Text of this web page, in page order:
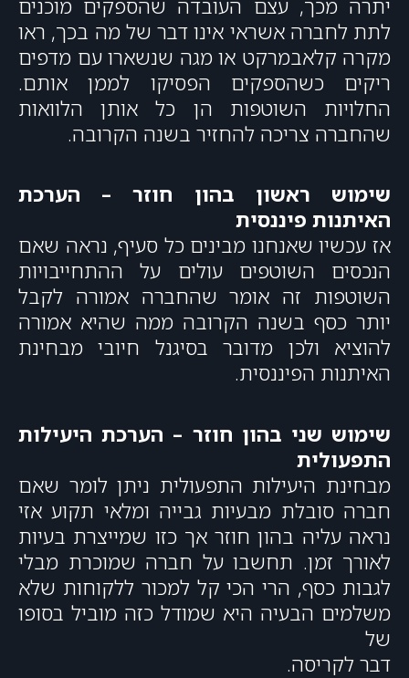
יתרה מכך, עצם העובדה שהספקים מוכנים
לתת לחברה אשראי אינו דבר של מה בכך, ראו
מקרה קלאבמרקט או מגה שנשארו עם מדפים
ריקים כשהספקים הפסיקו לממן אותם.
החלויות השוטפות הן כל אותן הלוואות
שהחברה צריכה להחזיר בשנה הקרובה.
שימוש ראשון בהון חוזר – הערכת
האיתנות פיננסית
אז עכשיו שאנחנו מבינים כל סעיף, נראה שאם
הנכסים השוטפים עולים על ההתחייבויות
השוטפות זה אומר שהחברה אמורה לקבל
יותר כסף בשנה הקרובה ממה שהיא אמורה
להוציא ולכן מדובר בסיגנל חיובי מבחינת
האיתנות הפיננסית.
שימוש שני בהון חוזר – הערכת היעילות
התפעולית
מבחינת היעילות התפעולית ניתן לומר שאם
חברה סובלת מבעיות גבייה ומלאי תקוע אזי
נראה עליה בהון חוזר אך כזו שמייצרת בעיות
לאורך זמן. תחשבו על חברה שמוכרת מבלי
לגבות כסף, הרי הכי קל למכור ללקוחות שלא
משלמים הבעיה היא שמודל כזה מוביל בסופו
של
דבר לקריסה.